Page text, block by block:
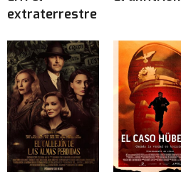
extraterrestre